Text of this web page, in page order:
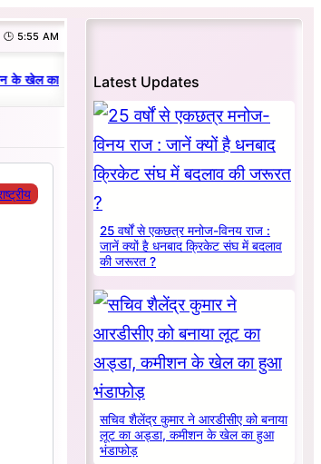
🕒 5:55 AM
के खेल का हुआ भंडाफोड़ | धनबाद क्रिकेट संघ में परिवारवाद की
Latest Updates
25 वर्षों से एकछत्र मनोज-विनय राज :
जानें क्यों है धनबाद क्रिकेट संघ में बदलाव
की जरूरत ?
सचिव शैलेंद्र कुमार ने आरडीसीए को बनाया
लूट का अड्डा, कमीशन के खेल का हुआ
भंडाफोड़